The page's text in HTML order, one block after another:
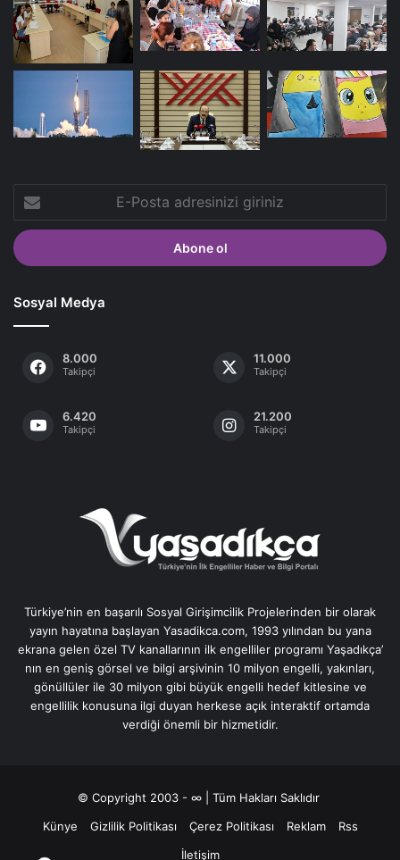
Posta
adresinizi
giriniz
Sosyal Medya
8.000
Takipçi
11.000
Takipçi
6.420
Takipçi
21.200
Takipçi
Türkiye’nin en başarılı Sosyal Girişimcilik Projelerinden bir olarak
yayın hayatına başlayan Yasadikca.com, 1993 yılından bu yana
ekrana gelen özel TV kanallarının ilk engelliler programı Yaşadıkça’
nın en geniş görsel ve bilgi arşivinin 10 milyon engelli, yakınları,
gönüllüler ile 30 milyon gibi büyük engelli hedef kitlesine ve
engellilik konusuna ilgi duyan herkese açık interaktif ortamda
verdiği önemli bir hizmetidir.
© Copyright 2003 - ∞ | Tüm Hakları Saklıdır
Künye
Gizlilik Politikası Çerez Politikası Reklam
Rss
İletişim